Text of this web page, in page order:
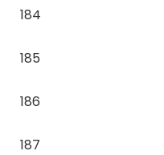
184
185
186
187